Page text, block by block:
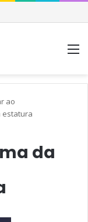
ao
estatura
da